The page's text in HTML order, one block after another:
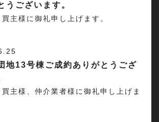
うございます。
主様に御礼申し上げます。
地13号棟ご成約ありがとうござ
主様、仲介業者様に御礼申し上げま